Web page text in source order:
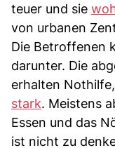
teuer und sie
von urbanen
Die Betroffenen
darunter. Die
erhalten
stark. Meistens
Essen und das
ist nicht zu